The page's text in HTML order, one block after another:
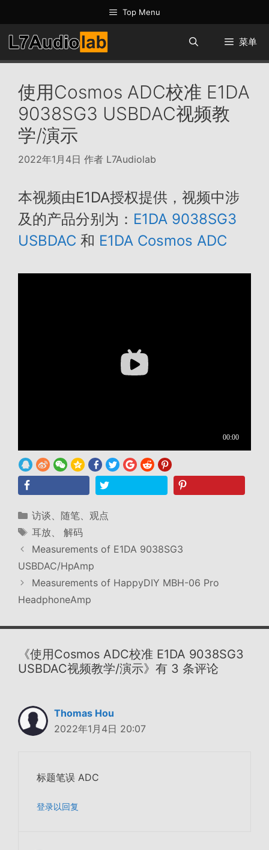
至
内
容
Top Menu
菜单
使用Cosmos ADC校准 E1DA
9038SG3 USBDAC视频教
学/演示
2022年1月4日 作者 L7Audiolab
本视频由E1DA授权提供，视频中涉
及的产品分别为： E1DA 9038SG3
USBDAC 和 E1DA Cosmos ADC
分
类
访谈、随笔、观点
标
签
耳放
解码
Measurements of E1DA 9038SG3
USBDAC/HpAmp
Measurements of HappyDIY MBH-06 Pro
HeadphoneAmp
《使用Cosmos ADC校准 E1DA 9038SG3
USBDAC视频教学/演示》有 3 条评论
Thomas Hou
2022年1月4日 20:07
标题笔误 ADC
登录以回复